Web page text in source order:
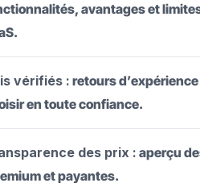
avantages et
vérifiés : retours
en toute confiance.
des prix :aperçu
et payantes.